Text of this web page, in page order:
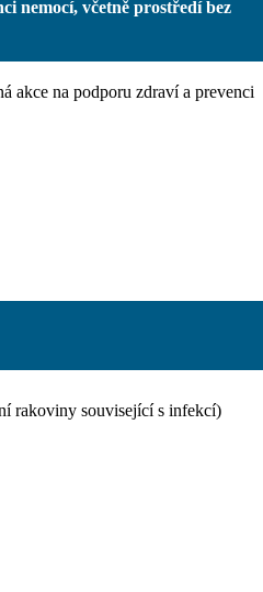
nemocí, včetně prostředí bez
akce na podporu zdraví a prevenci
rakoviny související s infekcí)